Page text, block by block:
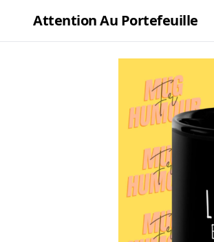
Attention Au Portefeuille